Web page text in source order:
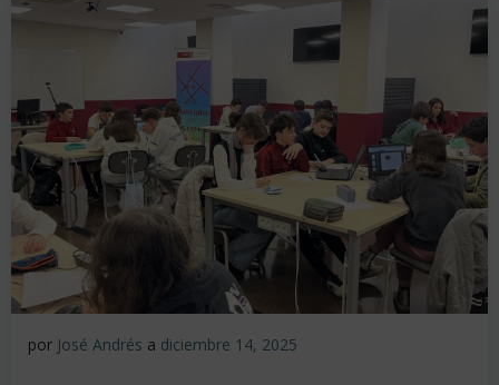
por José Andrés a diciembre 14, 2025